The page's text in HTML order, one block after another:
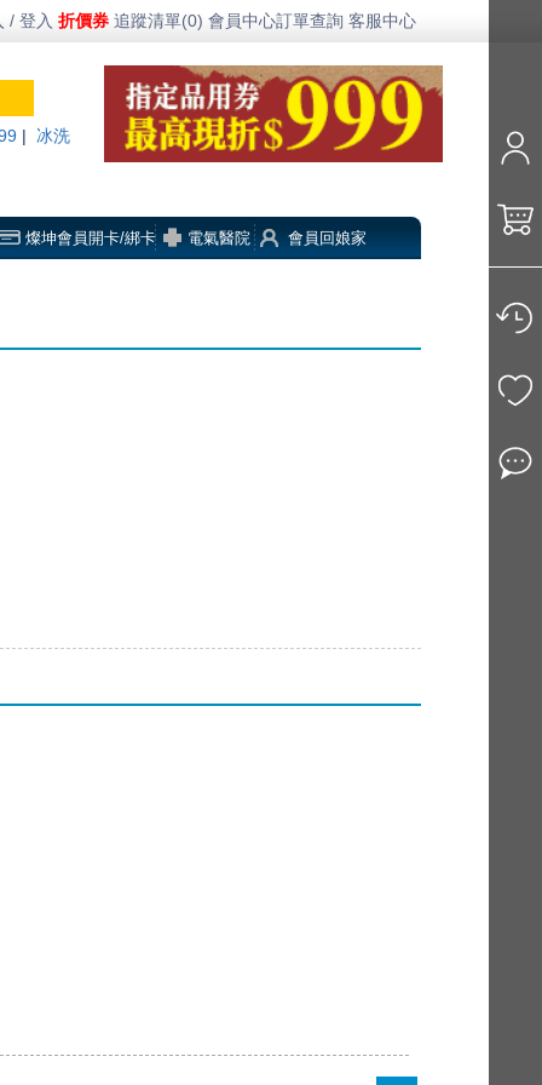
/ 登入 折價券 追蹤清單(0) 會員中心訂單查詢 客服中心
冰洗
燦坤會員開卡/綁卡 電氣醫院 會員回娘家